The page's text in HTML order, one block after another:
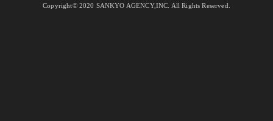
Copyright© 2020 SANKYO AGENCY,INC. All Rights Reserved.